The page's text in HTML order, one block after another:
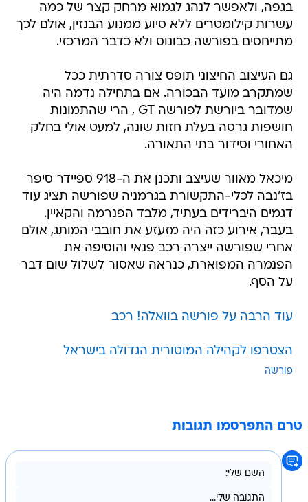
בגפה, ולאפשר לנהג לגמוא מרחק קצר של כמה
עשרות קילומטרים ללא סיוע ממנוע הבנזין, אולם לכך
מתייחסים בפורשה כבונוס ולא כדבר המרכזי.
גם העיצוב החיצוני תופס צורה סדרתית ככל
שמתקרב מועד הבכורה. אם בתחילה נדמה היה
שמדובר ביורשת לפורשה GT , הרי שהתמונות
חושפות גרסה בעלת חזות שונה, למעט אולי בחלק
האחורי וסידור בתי התאורה.
מיכאל מאוור שעיצב ותכנן את ה-918 ספיידר סיפר
בז'נבה לכלי-התקשורת בגרמניה שפורשה תציג עוד
דגמים היברידים בעתיד, מלבד הפנרמה והקאיין.
בעבר, אירוע כזה היה מזעזע את חובבי המותג, אולם
אחרי שפורשה ייצרה רכב פנאי והוסיפה את
הפנמרה המפוארת, כנראה שאסור לשלול שום דבר
על הסף.
עוד הרבה על פורשה בוואלה! רכב
הצטרפו לקהילה המוטורית הגדולה בישראל
פורשה
טרם התפרסמו תגובות